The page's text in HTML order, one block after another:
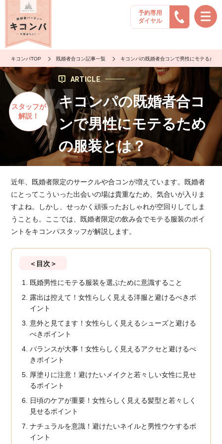
予約専用
ダイヤル
キコンパTOP 既婚者合コン記事一覧 キコンパの既婚者合コンで男性にモテるため
ARTICLE
スタッフが
解説！
キコンパの既婚者合コ
ンで男性にモテるため
の服装とは？
近年、既婚者限定のサークルや合コンが増えています。既婚者
にとってこういった出会いの場は貴重なため、気合いが入りま
すよね。しかし、せっかく頑張ったおしゃれが空回りしてしま
うことも。ここでは、既婚者限定の飲み会でモテる服装のポイ
ントをキコンパスタッフが解説します。
＜目次＞
既婚男性にモテる服装を選ぶために意識すること
露出は控えて！女性らしく見える洋服と避けるべきポ
イント
意外と見てます！女性らしく見えるシューズと避ける
べきポイント
バランスが大事！女性らしく見えるアクセと避けるべ
きポイント
厚塗りに注意！避けたいメイクと若々しい女性に見せ
るポイント
日頃のケアが重要！女性らしく見える髪型と若々しく
見せるポイント
ナチュラルを意識！避けたいネイルと男性ウケするポ
イント